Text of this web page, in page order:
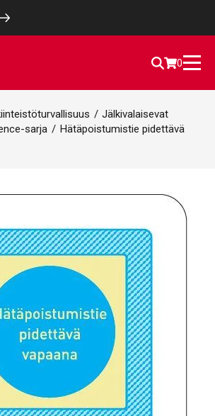
0
/ Jälkivalaisevat
sarja / Hätäpoistumistie pidettävä